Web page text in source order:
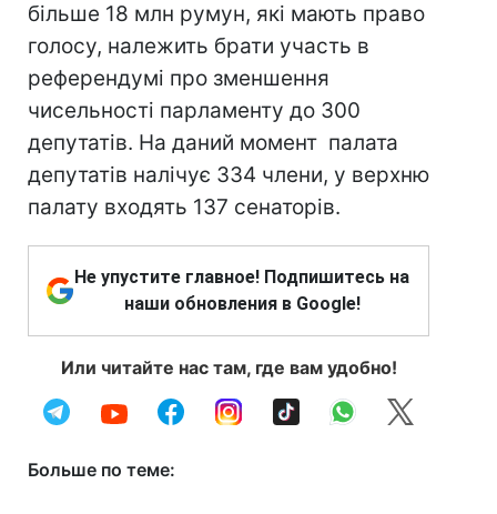
більше 18 млн румун, які мають право
голосу, належить брати участь в
референдумі про зменшення
чисельності парламенту до 300
депутатів. На даний момент палата
депутатів налічує 334 члени, у верхню
палату входять 137 сенаторів.
Не упустите главное! Подпишитесь на
наши обновления в Google!
Или читайте нас там, где вам удобно!
Больше по теме: